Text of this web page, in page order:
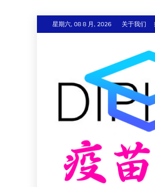
至
星期六, 08 8 月, 2026 关于我们